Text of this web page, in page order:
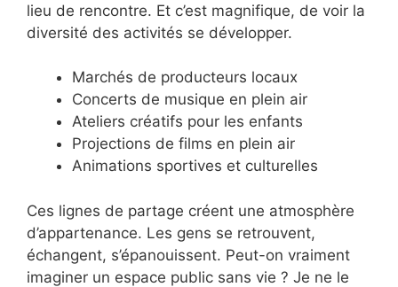
lieu de rencontre. Et c’est magnifique, de voir la
diversité des activités se développer.
Marchés de producteurs locaux
Concerts de musique en plein air
Ateliers créatifs pour les enfants
Projections de films en plein air
Animations sportives et culturelles
Ces lignes de partage créent une atmosphère
d’appartenance. Les gens se retrouvent,
échangent, s’épanouissent. Peut-on vraiment
imaginer un espace public sans vie ? Je ne le